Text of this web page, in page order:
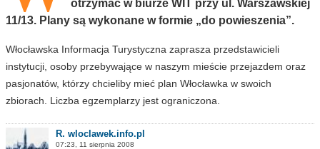
otrzymać w biurze WIT przy ul. Warszawskiej
11/13. Plany są wykonane w formie „do powieszenia”.
Włocławska Informacja Turystyczna zaprasza przedstawicieli
instytucji, osoby przebywające w naszym mieście przejazdem oraz
pasjonatów, którzy chcieliby mieć plan Włocławka w swoich
zbiorach. Liczba egzemplarzy jest ograniczona.
R. wloclawek.info.pl
07:23, 11 sierpnia 2008